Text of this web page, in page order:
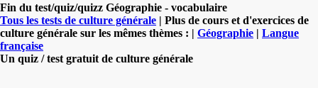
Fin du test/quiz/quizz Géographie - vocabulaire
Tous les tests de culture générale | Plus de cours et d'exercices de
culture générale sur les mêmes thèmes : | Géographie | Langue
française
Un quiz / test gratuit de culture générale